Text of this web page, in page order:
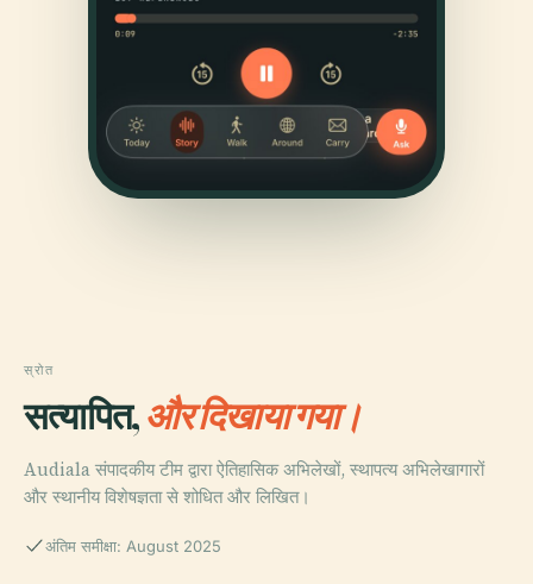
स्रोत
सत्यापित,और दिखाया गया।
Audiala संपादकीय टीम द्वारा ऐतिहासिक अभिलेखों, स्थापत्य अभिलेखागारों
और स्थानीय विशेषज्ञता से शोधित और लिखित।
अंतिम समीक्षा: August 2025